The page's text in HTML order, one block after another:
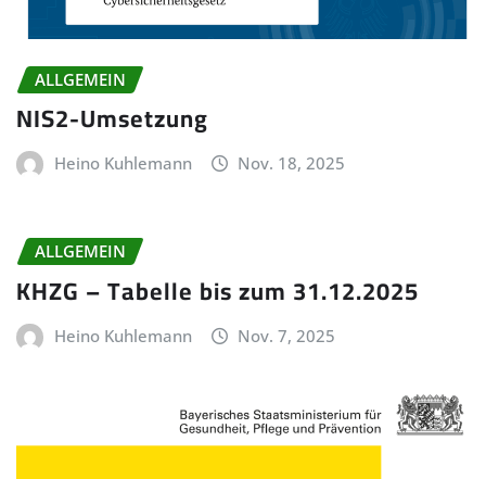
ALLGEMEIN
NIS2-Umsetzung
Heino Kuhlemann Nov. 18, 2025
ALLGEMEIN
KHZG – Tabelle bis zum 31.12.2025
Heino Kuhlemann Nov. 7, 2025